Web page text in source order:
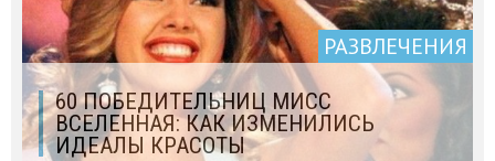
РАЗВЛЕЧЕНИЯ
60 ПОБЕДИТЕЛЬНИЦ МИСС
ВСЕЛЕННАЯ: КАК ИЗМЕНИЛИСЬ
ИДЕАЛЫ КРАСОТЫ